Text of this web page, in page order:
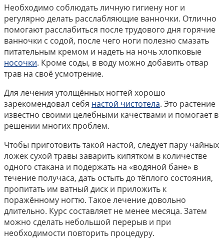
Необходимо соблюдать личную гигиену ног и
регулярно делать расслабляющие ванночки. Отлично
помогают расслабиться после трудового дня горячие
ванночки с содой, после чего ноги полезно смазать
питательным кремом и надеть на ночь хлопковые
носочки. Кроме соды, в воду можно добавить отвар
трав на своё усмотрение.
Для лечения утолщённых ногтей хорошо
зарекомендовал себя настой чистотела. Это растение
известно своими целебными качествами и помогает в
решении многих проблем.
Чтобы приготовить такой настой, следует пару чайных
ложек сухой травы заварить кипятком в количестве
одного стакана и подержать на «водяной бане» в
течение получаса, дать остыть до тёплого состояния,
пропитать им ватный диск и приложить к
поражённому ногтю. Такое лечение довольно
длительно. Курс составляет не менее месяца. Затем
можно сделать небольшой перерыв и при
необходимости повторить процедуру.